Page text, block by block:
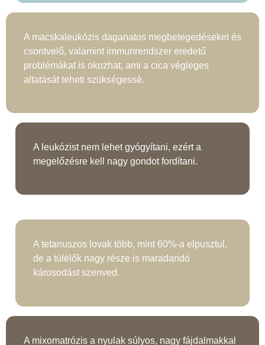
A macskaleukózis daganatos megbetegedéseket és
csontvelő, valamint immunrendszer eredetű
problémákat is okozhat, ami a cica végleges
altatását teheti szükségessé.
A leukózist nem lehet gyógyítani, ezért a
megelőzésre kell nagy gondot fordítani.
A tetanuszos lovak több, mint 60%-a elpusztul,
de a túlélők nagy része is maradandó
károsodást szenved.
A mixomatrózis a nyulak súlyos, nagy fájdalmakkal